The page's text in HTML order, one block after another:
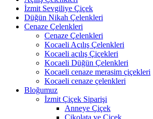
İzmit Sevgiliye Çiçek
Düğün Nikah Çelenkleri
Cenaze Çelenkleri
Cenaze Çelenkleri
Kocaeli Açılış Çelenkleri
Kocaeli açılış Çiçekleri
Kocaeli Düğün Çelenkleri
Kocaeli cenaze merasim çiçekleri
Kocaeli cenaze çelenkleri
Bloğumuz
İzmit Çiçek Siparişi
Anneye Çiçek
Çikolata ve Çiçek